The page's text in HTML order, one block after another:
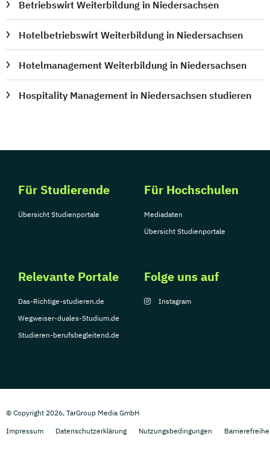
Betriebswirt Weiterbildung in Niedersachsen
Hotelbetriebswirt Weiterbildung in Niedersachsen
Hotelmanagement Weiterbildung in Niedersachsen
Hospitality Management in Niedersachsen studieren
Für Studierende
Übersicht Studienportale
Für Hochschulen
Mediadaten
Übersicht Studienportale
Relevante Portale
Das-Richtige-studieren.de
Wegweiser-duales-Studium.de
Studieren-berufsbegleitend.de
Folge uns auf
Instagram
© Copyright 2026, TarGroup Media GmbH
Impressum
Datenschutzerklärung Nutzungsbedingungen